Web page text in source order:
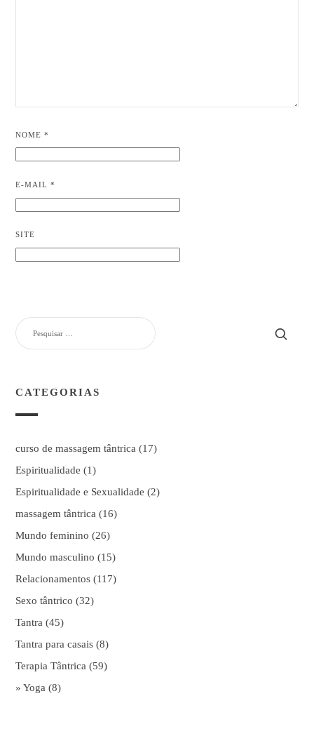
NOME*
E-MAIL*
SITE
POR:
CATEGORIAS
curso de massagem tântrica (17)
Espiritualidade (1)
Espiritualidade e Sexualidade (2)
massagem tântrica (16)
Mundo feminino (26)
Mundo masculino (15)
Relacionamentos (117)
Sexo tântrico (32)
Tantra (45)
Tantra para casais (8)
Terapia Tântrica (59)
» Yoga (8)